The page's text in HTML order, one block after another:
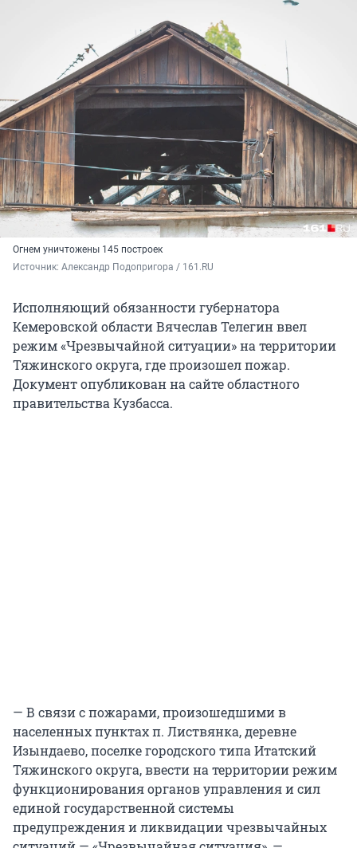
Огнем уничтожены 145 построек
Источник: Александр Подопригора / 161.RU
Исполняющий обязанности губернатора
Кемеровской области Вячеслав Телегин ввел
режим «Чрезвычайной ситуации» на территории
Тяжинского округа, где произошел пожар.
Документ опубликован на сайте областного
правительства Кузбасса.
— В связи с пожарами, произошедшими в
населенных пунктах п. Листвянка, деревне
Изындаево, поселке городского типа Итатский
Тяжинского округа, ввести на территории режим
функционирования органов управления и сил
единой государственной системы
предупреждения и ликвидации чрезвычайных